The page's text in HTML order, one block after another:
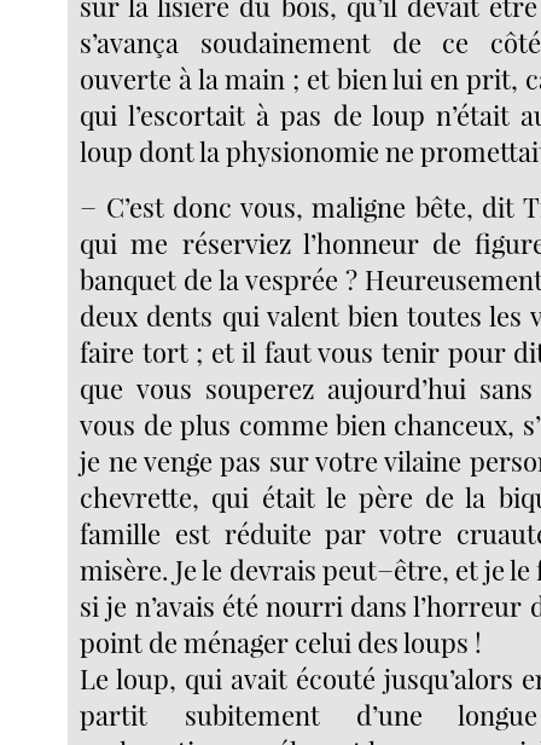
s’avança soudainement de ce
ouverte à la main ; et bien lui en prit,
qui l’escortait à pas de loup n’était
loup dont la physionomie ne
− C’est donc vous, maligne bête, dit
qui me réserviez l’honneur de
banquet de la vesprée ?
deux dents qui valent bien toutes les
faire tort ; et il faut vous tenir pour
que vous souperez aujourd’hui
vous de plus comme bien chanceux,
je ne venge pas sur votre vilaine
chevrette, qui était le père de la
famille est réduite par votre
misère. Je le devrais peut−être, et je
si je n’avais été nourri dans l’horreur
point de ménager celui des loups !
Le loup, qui avait écouté jusqu’alors
partit subitement d’une